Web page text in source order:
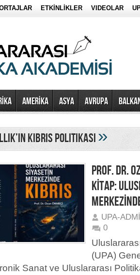
ETKİNLİKLER VIDEOLAR
AMERİKA ASYA AVRUPA
kıbrıs politikası»
PROF. DR.
KİTAP:
UPA-
0
(UPA)
Sanat ve Uluslararası